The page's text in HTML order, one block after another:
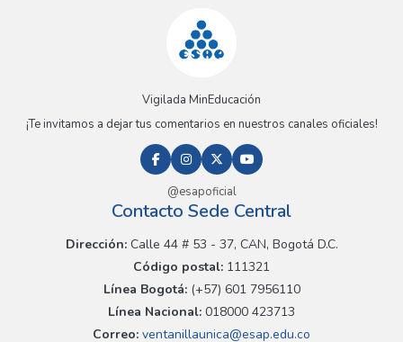
Vigilada MinEducación
¡Te invitamos a dejar tus comentarios en nuestros canales oficiales!
@esapoficial
Contacto Sede Central
Dirección:Calle 44 # 53 - 37, CAN, Bogotá D.C.
Código postal: 111321
Línea Bogotá:(+57) 601 7956110
Línea Nacional: 018000 423713
Correo: ventanillaunica@esap.edu.co